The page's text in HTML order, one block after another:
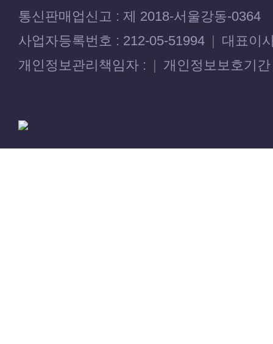
통신판매업신고 : 제 2018-서울강동-0364
사업자등록번호 : 212-05-51994 | 대표이
개인정보관리책임자 : | 개인정보보호기